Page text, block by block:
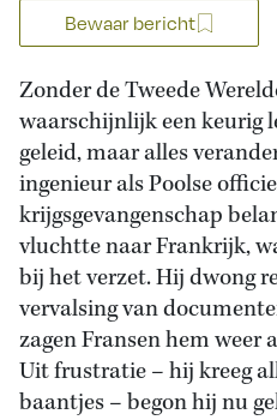
Bewaar bericht
Zonder de Tweede
waarschijnlijk een keurig
geleid, maar alles
ingenieur als Poolse
krijgsgevangenschap
vluchtte naar Frankrijk,
bij het verzet. Hij dwong
vervalsing van
zagen Fransen hem weer
Uit frustratie – hij kreeg
baantjes – begon hij nu